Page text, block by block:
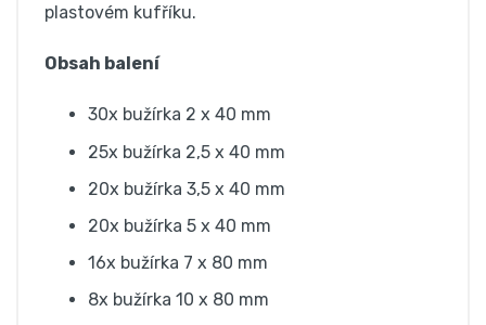
plastovém kufříku.
Obsah balení
30x bužírka 2 x 40 mm
25x bužírka 2,5 x 40 mm
20x bužírka 3,5 x 40 mm
20x bužírka 5 x 40 mm
16x bužírka 7 x 80 mm
8x bužírka 10 x 80 mm